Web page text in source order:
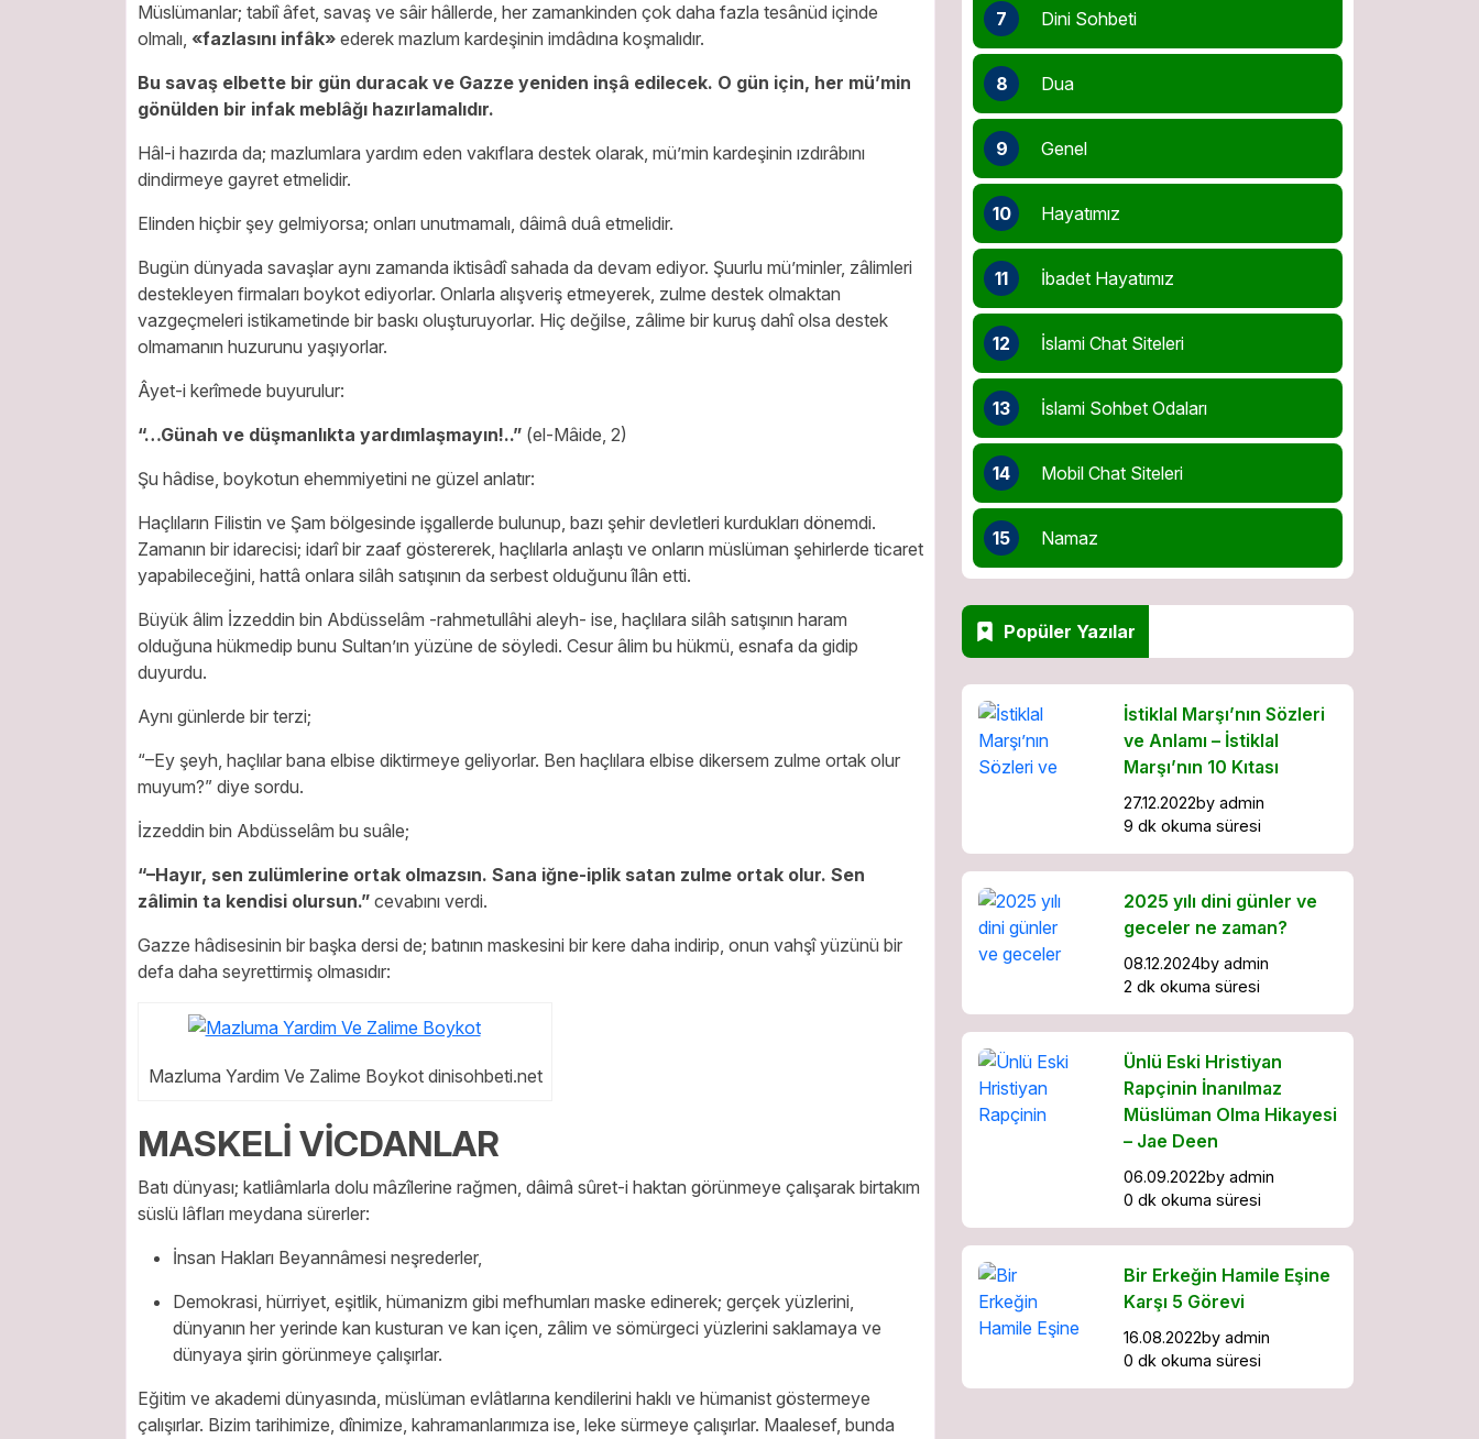
Müslümanlar; tabiî âfet, savaş ve sâir hâllerde, her zamankinden çok daha fazla tesânüd içinde
olmalı, «fazlasını infâk» ederek mazlum kardeşinin imdâdına koşmalıdır.
Bu savaş elbette bir gün duracak ve Gazze yeniden inşâ edilecek. O gün için, her mü’min
gönülden bir infak meblâğı hazırlamalıdır.
Hâl-i hazırda da; mazlumlara yardım eden vakıflara destek olarak, mü’min kardeşinin ızdırâbını
dindirmeye gayret etmelidir.
Elinden hiçbir şey gelmiyorsa; onları unutmamalı, dâimâ duâ etmelidir.
Bugün dünyada savaşlar aynı zamanda iktisâdî sahada da devam ediyor. Şuurlu mü’minler, zâlimleri
destekleyen firmaları boykot ediyorlar. Onlarla alışveriş etmeyerek, zulme destek olmaktan
vazgeçmeleri istikametinde bir baskı oluşturuyorlar. Hiç değilse, zâlime bir kuruş dahî olsa destek
olmamanın huzurunu yaşıyorlar.
Âyet-i kerîmede buyurulur:
“…Günah ve düşmanlıkta yardımlaşmayın!..” (el-Mâide, 2)
Şu hâdise, boykotun ehemmiyetini ne güzel anlatır:
Haçlıların Filistin ve Şam bölgesinde işgallerde bulunup, bazı şehir devletleri kurdukları dönemdi.
Zamanın bir idarecisi; idarî bir zaaf göstererek, haçlılarla anlaştı ve onların müslüman şehirlerde ticaret
yapabileceğini, hattâ onlara silâh satışının da serbest olduğunu îlân etti.
Büyük âlim İzzeddin bin Abdüsselâm -rahmetullâhi aleyh- ise, haçlılara silâh satışının haram
olduğuna hükmedip bunu Sultan’ın yüzüne de söyledi. Cesur âlim bu hükmü, esnafa da gidip
duyurdu.
Aynı günlerde bir terzi;
“–Ey şeyh, haçlılar bana elbise diktirmeye geliyorlar. Ben haçlılara elbise dikersem zulme ortak olur
muyum?” diye sordu.
İzzeddin bin Abdüsselâm bu suâle;
“–Hayır, sen zulümlerine ortak olmazsın. Sana iğne-iplik satan zulme ortak olur. Sen
zâlimin ta kendisi olursun.” cevabını verdi.
Gazze hâdisesinin bir başka dersi de; batının maskesini bir kere daha indirip, onun vahşî yüzünü bir
defa daha seyrettirmiş olmasıdır:
Mazluma Yardim Ve Zalime Boykot dinisohbeti.net
MASKELİ VİCDANLAR
Batı dünyası; katliâmlarla dolu mâzîlerine rağmen, dâimâ sûret-i haktan görünmeye çalışarak birtakım
süslü lâfları meydana sürerler:
İnsan Hakları Beyannâmesi neşrederler,
Demokrasi, hürriyet, eşitlik, hümanizm gibi mefhumları maske edinerek; gerçek yüzlerini,
dünyanın her yerinde kan kusturan ve kan içen, zâlim ve sömürgeci yüzlerini saklamaya ve
dünyaya şirin görünmeye çalışırlar.
Eğitim ve akademi dünyasında, müslüman evlâtlarına kendilerini haklı ve hümanist göstermeye
çalışırlar. Bizim tarihimize, dînimize, kahramanlarımıza ise, leke sürmeye çalışırlar. Maalesef, bunda
7 Dini Sohbeti
8 Dua
9 Genel
10 Hayatımız
11 İbadet Hayatımız
12 İslami Chat Siteleri
13 İslami Sohbet Odaları
14 Mobil Chat Siteleri
15 Namaz
Popüler Yazılar
İstiklal Marşı’nın Sözleri
ve Anlamı – İstiklal
Marşı’nın 10 Kıtası
27.12.2022by admin
9 dk okuma süresi
2025 yılı dini günler ve
geceler ne zaman?
08.12.2024by admin
2 dk okuma süresi
Ünlü Eski Hristiyan
Rapçinin İnanılmaz
Müslüman Olma Hikayesi
– Jae Deen
06.09.2022by admin
0 dk okuma süresi
Bir Erkeğin Hamile Eşine
Karşı 5 Görevi
16.08.2022by admin
0 dk okuma süresi